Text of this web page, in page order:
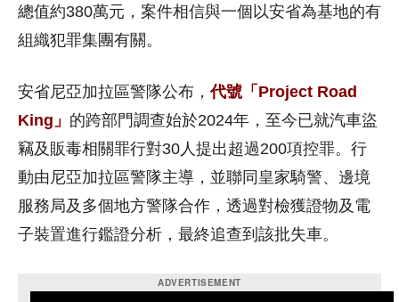
總值約380萬元，案件相信與一個以安省為基地的有
組織犯罪集團有關。
安省尼亞加拉區警隊公布，代號「Project Road
King」 的跨部門調查始於2024年，至今已就汽車盜
竊及販毒相關罪行對30人提出超過200項控罪。行
動由尼亞加拉區警隊主導，並聯同 皇家騎警、 邊境
服務局及多個地方警隊合作，透過對檢獲證物及電
子裝置進行鑑證分析，最終追查到該批失車。